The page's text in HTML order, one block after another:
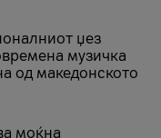
џез
музичка
од македонското
моќна